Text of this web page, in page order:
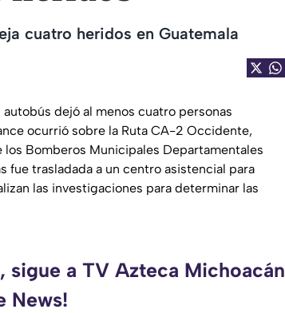
cuatro heridos en Guatemala
dejó al menos cuatro personas
ocurrió sobre la Ruta CA-2 Occidente,
Bomberos Municipales Departamentales
fue trasladada a un centro asistencial para
las investigaciones para determinar las
a TV Azteca Michoacán
News!